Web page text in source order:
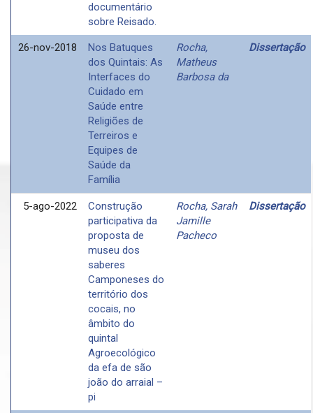
documentário
sobre Reisado.
26-nov-2018
Nos Batuques
dos Quintais: As
Interfaces do
Cuidado em
Saúde entre
Religiões de
Terreiros e
Equipes de
Saúde da
Família
Rocha,
Matheus
Barbosa da
Dissertação
5-ago-2022
Construção
participativa da
proposta de
museu dos
saberes
Camponeses do
território dos
cocais, no
âmbito do
quintal
Agroecológico
da efa de são
joão do arraial –
pi
Rocha, Sarah
Jamille
Pacheco
Dissertação